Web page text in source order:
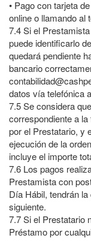
• Pago con tarjeta
online o llamando al
7.4Si el
puede identificarlo
quedará pendiente
bancario
datos vía telefónica
7.5Se considera
correspondiente a
por el Prestatario, y
ejecución de la
incluye el importe
7.6 Los pagos
Prestamista con
Día Hábil, tendrán
siguiente.
7.7Si el Prestatario
Préstamo por